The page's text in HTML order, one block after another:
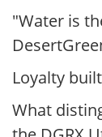
"Water is
Loyalty
What